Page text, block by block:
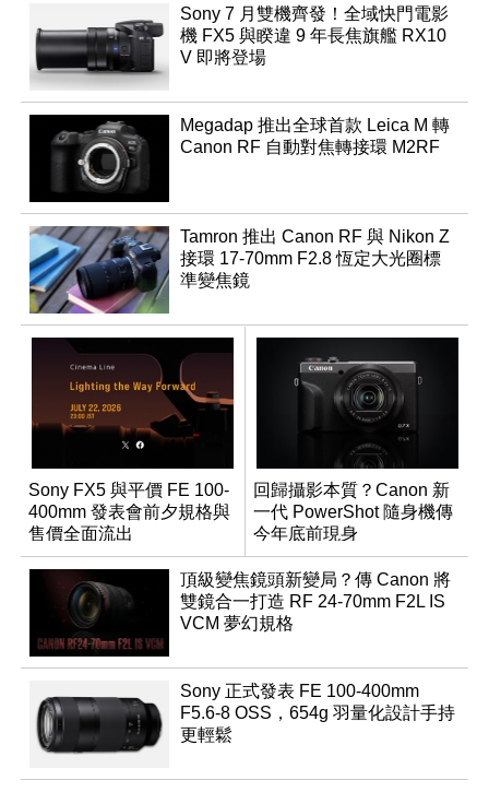
Sony 7 月雙機齊發！全域快門電影
機 FX5 與睽違 9 年長焦旗艦 RX10
V 即將登場
Megadap 推出全球首款 Leica M 轉
Canon RF 自動對焦轉接環 M2RF
Tamron 推出 Canon RF 與 Nikon Z
接環 17-70mm F2.8 恆定大光圈標
準變焦鏡
Sony FX5 與平價 FE 100-
400mm 發表會前夕規格與
售價全面流出
回歸攝影本質？Canon 新
一代 PowerShot 隨身機傳
今年底前現身
頂級變焦鏡頭新變局？傳 Canon 將
雙鏡合一打造 RF 24-70mm F2L IS
VCM 夢幻規格
Sony 正式發表 FE 100-400mm
F5.6-8 OSS，654g 羽量化設計手持
更輕鬆